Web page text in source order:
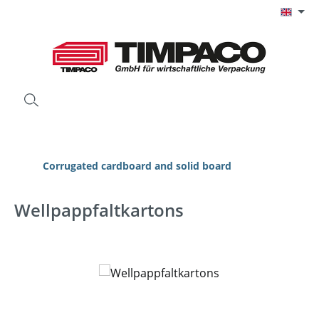
Corrugated cardboard and solid board
Wellpappfaltkartons
Skip image gallery